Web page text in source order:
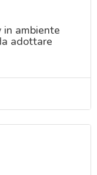
ambiente
adottare